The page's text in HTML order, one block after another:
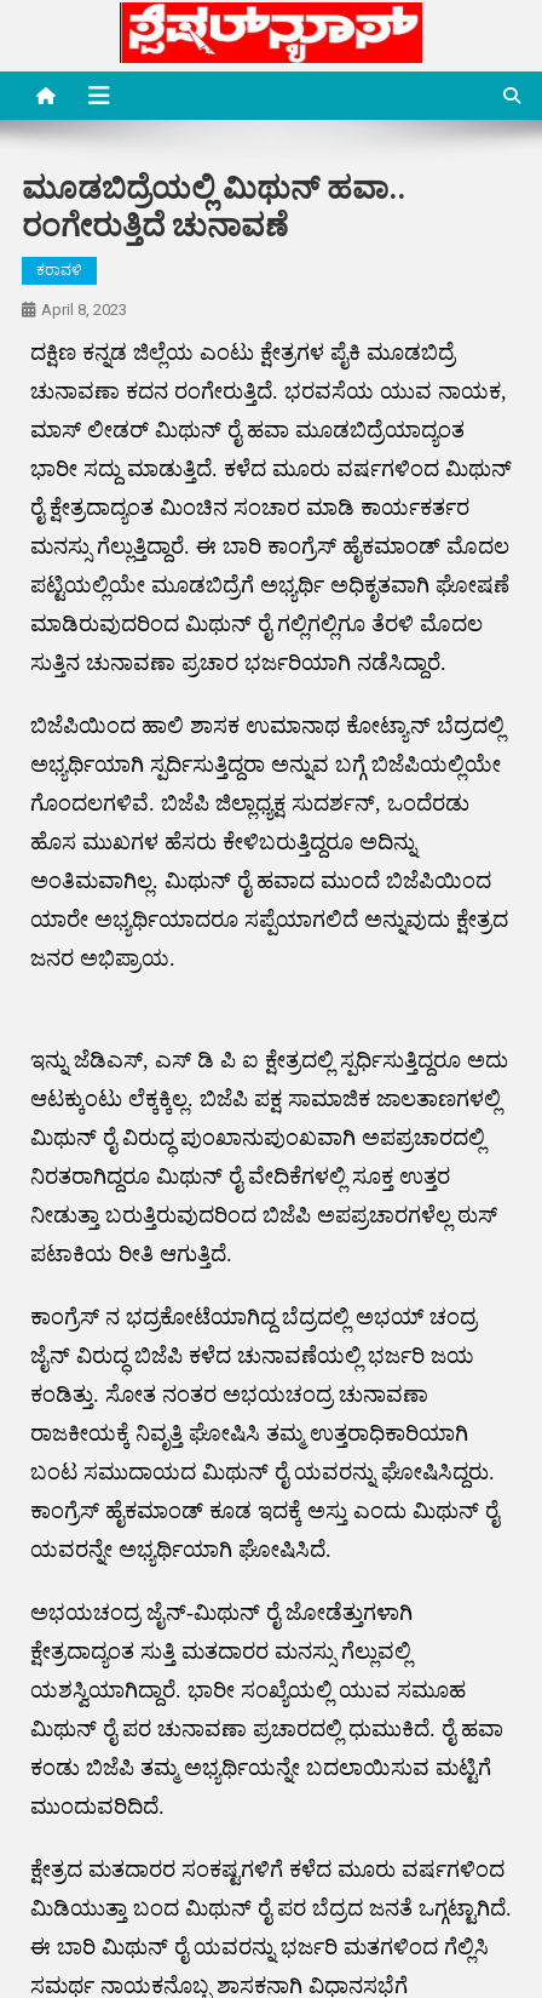
content
Special News Media
Special News Media
ಮೂಡಬಿದ್ರೆಯಲ್ಲಿ ಮಿಥುನ್ ಹವಾ..
ರಂಗೇರುತ್ತಿದೆ ಚುನಾವಣೆ
ಕರಾವಳಿ
April 8, 2023
ದಕ್ಷಿಣ ಕನ್ನಡ ಜಿಲ್ಲೆಯ ಎಂಟು ಕ್ಷೇತ್ರಗಳ ಪೈಕಿ ಮೂಡಬಿದ್ರೆ
ಚುನಾವಣಾ ಕದನ ರಂಗೇರುತ್ತಿದೆ. ಭರವಸೆಯ ಯುವ ನಾಯಕ,
ಮಾಸ್ ಲೀಡರ್ ಮಿಥುನ್ ರೈ ಹವಾ ಮೂಡಬಿದ್ರೆಯಾದ್ಯಂತ
ಭಾರೀ ಸದ್ದು ಮಾಡುತ್ತಿದೆ. ಕಳೆದ ಮೂರು ವರ್ಷಗಳಿಂದ ಮಿಥುನ್
ರೈ ಕ್ಷೇತ್ರದಾದ್ಯಂತ ಮಿಂಚಿನ ಸಂಚಾರ ಮಾಡಿ ಕಾರ್ಯಕರ್ತರ
ಮನಸ್ಸು ಗೆಲ್ಲುತ್ತಿದ್ದಾರೆ. ಈ ಬಾರಿ ಕಾಂಗ್ರೆಸ್ ಹೈಕಮಾಂಡ್ ಮೊದಲ
ಪಟ್ಟಿಯಲ್ಲಿಯೇ ಮೂಡಬಿದ್ರೆಗೆ ಅಭ್ಯರ್ಥಿ ಅಧಿಕೃತವಾಗಿ ಘೋಷಣೆ
ಮಾಡಿರುವುದರಿಂದ ಮಿಥುನ್ ರೈ ಗಲ್ಲಿಗಲ್ಲಿಗೂ ತೆರಳಿ ಮೊದಲ
ಸುತ್ತಿನ ಚುನಾವಣಾ ಪ್ರಚಾರ ಭರ್ಜರಿಯಾಗಿ ನಡೆಸಿದ್ದಾರೆ.
ಬಿಜೆಪಿಯಿಂದ ಹಾಲಿ ಶಾಸಕ ಉಮಾನಾಥ ಕೋಟ್ಯಾನ್ ಬೆದ್ರದಲ್ಲಿ
ಅಭ್ಯರ್ಥಿಯಾಗಿ ಸ್ಪರ್ದಿಸುತ್ತಿದ್ದರಾ ಅನ್ನುವ ಬಗ್ಗೆ ಬಿಜೆಪಿಯಲ್ಲಿಯೇ
ಗೊಂದಲಗಳಿವೆ. ಬಿಜೆಪಿ ಜಿಲ್ಲಾಧ್ಯಕ್ಷ ಸುದರ್ಶನ್, ಒಂದೆರಡು
ಹೊಸ ಮುಖಗಳ ಹೆಸರು ಕೇಳಿಬರುತ್ತಿದ್ದರೂ ಅದಿನ್ನು
ಅಂತಿಮವಾಗಿಲ್ಲ. ಮಿಥುನ್ ರೈ ಹವಾದ ಮುಂದೆ ಬಿಜೆಪಿಯಿಂದ
ಯಾರೇ ಅಭ್ಯರ್ಥಿಯಾದರೂ ಸಪ್ಪೆಯಾಗಲಿದೆ ಅನ್ನುವುದು ಕ್ಷೇತ್ರದ
ಜನರ ಅಭಿಪ್ರಾಯ.
ಇನ್ನು ಜೆಡಿಎಸ್, ಎಸ್ ಡಿ ಪಿ ಐ ಕ್ಷೇತ್ರದಲ್ಲಿ ಸ್ಪರ್ಧಿಸುತ್ತಿದ್ದರೂ ಅದು
ಆಟಕ್ಕುಂಟು ಲೆಕ್ಕಕ್ಕಿಲ್ಲ. ಬಿಜೆಪಿ ಪಕ್ಷ ಸಾಮಾಜಿಕ ಜಾಲತಾಣಗಳಲ್ಲಿ
ಮಿಥುನ್ ರೈ ವಿರುದ್ಧ ಪುಂಖಾನುಪುಂಖವಾಗಿ ಅಪಪ್ರಚಾರದಲ್ಲಿ
ನಿರತರಾಗಿದ್ದರೂ ಮಿಥುನ್ ರೈ ವೇದಿಕೆಗಳಲ್ಲಿ ಸೂಕ್ತ ಉತ್ತರ
ನೀಡುತ್ತಾ ಬರುತ್ತಿರುವುದರಿಂದ ಬಿಜೆಪಿ ಅಪಪ್ರಚಾರಗಳೆಲ್ಲ ಠುಸ್
ಪಟಾಕಿಯ ರೀತಿ ಆಗುತ್ತಿದೆ.
ಕಾಂಗ್ರೆಸ್ ನ ಭದ್ರಕೋಟೆಯಾಗಿದ್ದ ಬೆದ್ರದಲ್ಲಿ ಅಭಯ್ ಚಂದ್ರ
ಜೈನ್ ವಿರುದ್ಧ ಬಿಜೆಪಿ ಕಳೆದ ಚುನಾವಣೆಯಲ್ಲಿ ಭರ್ಜರಿ ಜಯ
ಕಂಡಿತ್ತು. ಸೋತ ನಂತರ ಅಭಯಚಂದ್ರ ಚುನಾವಣಾ
ರಾಜಕೀಯಕ್ಕೆ ನಿವೃತ್ತಿ ಘೋಷಿಸಿ ತಮ್ಮ ಉತ್ತರಾಧಿಕಾರಿಯಾಗಿ
ಬಂಟ ಸಮುದಾಯದ ಮಿಥುನ್ ರೈ ಯವರನ್ನು ಘೋಷಿಸಿದ್ದರು.
ಕಾಂಗ್ರೆಸ್ ಹೈಕಮಾಂಡ್ ಕೂಡ ಇದಕ್ಕೆ ಅಸ್ತು ಎಂದು ಮಿಥುನ್ ರೈ
ಯವರನ್ನೇ ಅಭ್ಯರ್ಥಿಯಾಗಿ ಘೋಷಿಸಿದೆ.
ಅಭಯಚಂದ್ರ ಜೈನ್-ಮಿಥುನ್ ರೈ ಜೋಡೆತ್ತುಗಳಾಗಿ
ಕ್ಷೇತ್ರದಾದ್ಯಂತ ಸುತ್ತಿ ಮತದಾರರ ಮನಸ್ಸು ಗೆಲ್ಲುವಲ್ಲಿ
ಯಶಸ್ವಿಯಾಗಿದ್ದಾರೆ. ಭಾರೀ ಸಂಖ್ಯೆಯಲ್ಲಿ ಯುವ ಸಮೂಹ
ಮಿಥುನ್ ರೈ ಪರ ಚುನಾವಣಾ ಪ್ರಚಾರದಲ್ಲಿ ಧುಮುಕಿದೆ. ರೈ ಹವಾ
ಕಂಡು ಬಿಜೆಪಿ ತಮ್ಮ ಅಭ್ಯರ್ಥಿಯನ್ನೇ ಬದಲಾಯಿಸುವ ಮಟ್ಟಿಗೆ
ಮುಂದುವರಿದಿದೆ.
ಕ್ಷೇತ್ರದ ಮತದಾರರ ಸಂಕಷ್ಟಗಳಿಗೆ ಕಳೆದ ಮೂರು ವರ್ಷಗಳಿಂದ
ಮಿಡಿಯುತ್ತಾ ಬಂದ ಮಿಥುನ್ ರೈ ಪರ ಬೆದ್ರದ ಜನತೆ ಒಗ್ಗಟ್ಟಾಗಿದೆ.
ಈ ಬಾರಿ ಮಿಥುನ್ ರೈ ಯವರನ್ನು ಭರ್ಜರಿ ಮತಗಳಿಂದ ಗೆಲ್ಲಿಸಿ
ಸಮರ್ಥ ನಾಯಕನೊಬ್ಬ ಶಾಸಕನಾಗಿ ವಿಧಾನಸಭೆಗೆ